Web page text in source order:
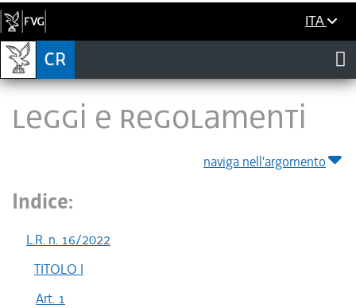
ITA
LEGGI E REGOLAMENTI
naviga nell'argomento
Indice:
L.R. n. 16/2022
TITOLO I
Art. 1